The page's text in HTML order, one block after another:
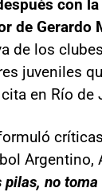
con
de Gerardo
de los
juveniles
en Río de
Argentino,
pilas, no